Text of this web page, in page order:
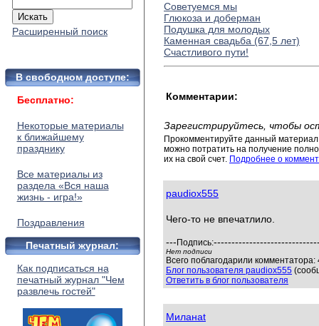
Расширенный поиск
В свободном доступе:
Бесплатно:
Некоторые материалы
к ближайшему
празднику
Все материалы из
раздела «Вся наша
жизнь - игра!»
Поздравления
Печатный журнал:
Как подписаться на
печатный журнал "Чем
развлечь гостей"
Советуемся мы
Глюкоза и доберман
Подушка для молодых
Каменная свадьба (67,5 лет)
Счастливого пути!
Комментарии:
Зарегистрируйтесь, чтобы
Прокомментируйте данный
можно потратить на получение
их на свой счет. Подробнее о
paudiox555
Чего-то не впечатлило.
--- Подпись:
Нет подписи
Всего поблагодарили
Блог пользователя paudiox555
Ответить в блог пользователя
Миланаt